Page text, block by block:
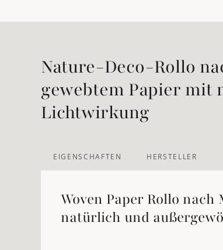
Nature-Deco-Rollo
gewebtem Papier mit
Lichtwirkung
EIGENSCHAFTEN HERSTELLER
Woven Paper Rollo
natürlich und